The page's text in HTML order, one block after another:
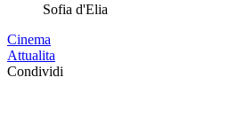
Sofia d'Elia
Cinema
Attualita
Condividi